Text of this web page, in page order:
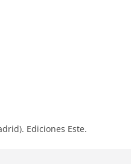
Ediciones Este.